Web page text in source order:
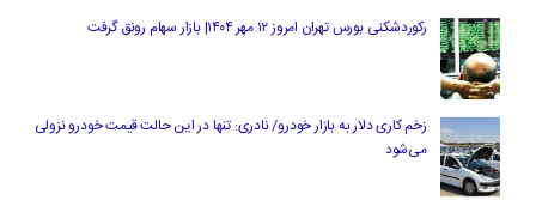
رکوردشکنی بورس تهران امروز ۱۲ مهر ۱۴۰۴| بازار سهام رونق گرفت
زخم کاری دلار به بازار خودرو/ نادری: تنها در این حالت قیمت خودرو نزولی
می‌شود